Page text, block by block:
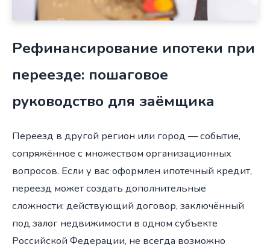
Рефинансирование ипотеки при
переезде: пошаговое
руководство для заёмщика
Переезд в другой регион или город — событие,
сопряжённое с множеством организационных
вопросов. Если у вас оформлен ипотечный кредит,
переезд может создать дополнительные
сложности: действующий договор, заключённый
под залог недвижимости в одном субъекте
Российской Федерации, не всегда возможно